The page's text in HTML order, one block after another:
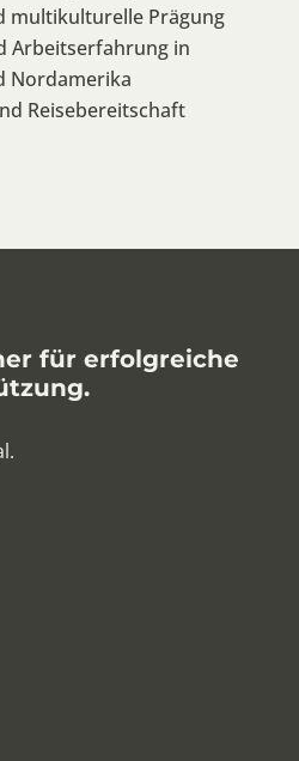
multikulturelle Prägung
Arbeitserfahrung in
Nordamerika
Reisebereitschaft
für erfolgreiche